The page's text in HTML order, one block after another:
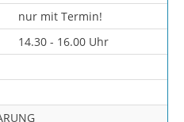
nur mit Termin!
14.30 - 16.00 Uhr